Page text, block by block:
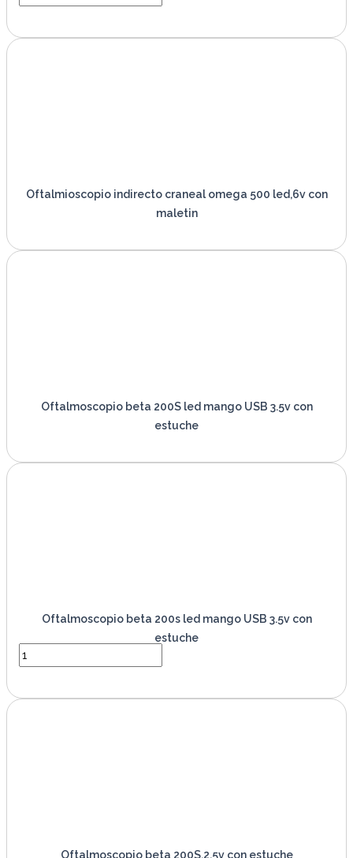
Oftalmioscopio indirecto craneal omega 500 led,6v con
maletin
Oftalmoscopio beta 200S led mango USB 3.5v con
estuche
Oftalmoscopio beta 200s led mango USB 3.5v con
estuche
Oftalmoscopio beta 200S,2.5v con estuche